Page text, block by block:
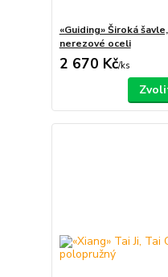
«Guiding» Široká
nerezové oceli
2 670 Kč/ks